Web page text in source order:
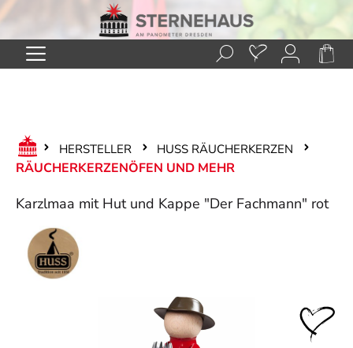
Zum Hauptinhalt springen
HERSTELLER HUSS RÄUCHERKERZEN
RÄUCHERKERZENÖFEN UND MEHR
Karzlmaa mit Hut und Kappe "Der Fachmann" rot
Bildergalerie überspringen